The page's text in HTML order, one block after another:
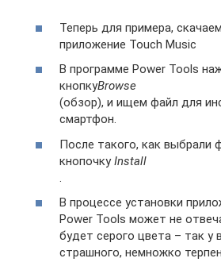
Теперь для примера,
приложение Touch Music
В программе Power Tools
кнопкуBrowse
(обзор), и ищем файл для
смартфон.
После такого, как выбрали
кнопочкуInstall
.
В процессе установки
Power Tools может не
будет серого цвета – так у
страшного, немножко